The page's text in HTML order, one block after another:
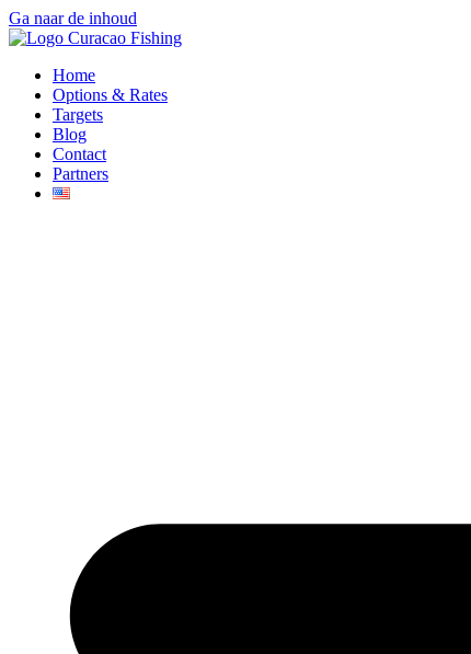
Ga naar de inhoud
Home
Options & Rates
Targets
Blog
Contact
Partners